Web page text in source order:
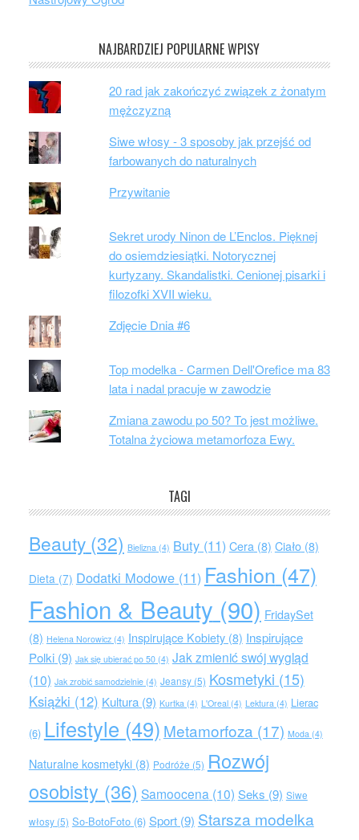
NAJBARDZIEJ POPULARNE WPISY
20 rad jak zakończyć związek z żonatym
mężczyzną
Siwe włosy - 3 sposoby jak przejść od
farbowanych do naturalnych
Przywitanie
Sekret urody Ninon de L’Enclos. Pięknej
do osiemdziesiątki. Notorycznej
kurtyzany. Skandalistki. Cenionej pisarki i
filozofki XVII wieku.
Zdjęcie Dnia #6
Top modelka - Carmen Dell'Orefice ma 83
lata i nadal pracuje w zawodzie
Zmiana zawodu po 50? To jest możliwe.
Totalna życiowa metamorfoza Ewy.
TAGI
Beauty(32) Bielizna(4) Buty(11) Cera(8) Ciało(8)
Dieta(7) Dodatki Modowe(11) Fashion (47)
Fashion & Beauty (90) FridaySet
(8) Helena Norowicz(4) Inspirujące Kobiety(8) Inspirujące
Polki(9) Jak się ubierać po 50(4) Jak zmienić swój wygląd
(10) Jak zrobić samodzielnie(4) Jeansy(5) Kosmetyki (15)
Książki (12) Kultura(9) Kurtka(4) L'Oreal(4) Lektura(4) Lierac
(6) Lifestyle (49) Metamorfoza (17) Moda(4)
Naturalne kosmetyki(8) Podróże (5) Rozwój
osobisty (36) Samoocena (10) Seks (9) Siwe
włosy(5) So-BotoFoto(6) Sport(9) Starsza modelka